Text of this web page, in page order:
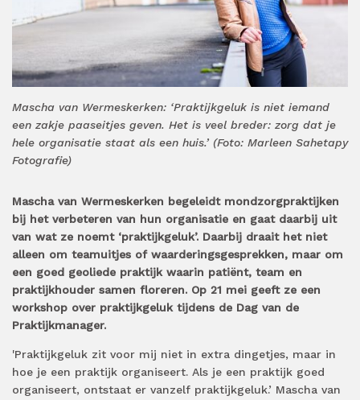
Mascha van Wermeskerken: ‘Praktijkgeluk is niet iemand
een zakje paaseitjes geven. Het is veel breder: zorg dat je
hele organisatie staat als een huis.’ (Foto: Marleen Sahetapy
Fotografie)
Mascha van Wermeskerken begeleidt mondzorgpraktijken
bij het verbeteren van hun organisatie en gaat daarbij uit
van wat ze noemt ‘praktijkgeluk’. Daarbij draait het niet
alleen om teamuitjes of waarderingsgesprekken, maar om
een goed geoliede praktijk waarin patiënt, team en
praktijkhouder samen floreren. Op 21 mei geeft ze een
workshop over praktijkgeluk tijdens de Dag van de
Praktijkmanager.
'Praktijkgeluk zit voor mij niet in extra dingetjes, maar in
hoe je een praktijk organiseert. Als je een praktijk goed
organiseert, ontstaat er vanzelf praktijkgeluk.’ Mascha van